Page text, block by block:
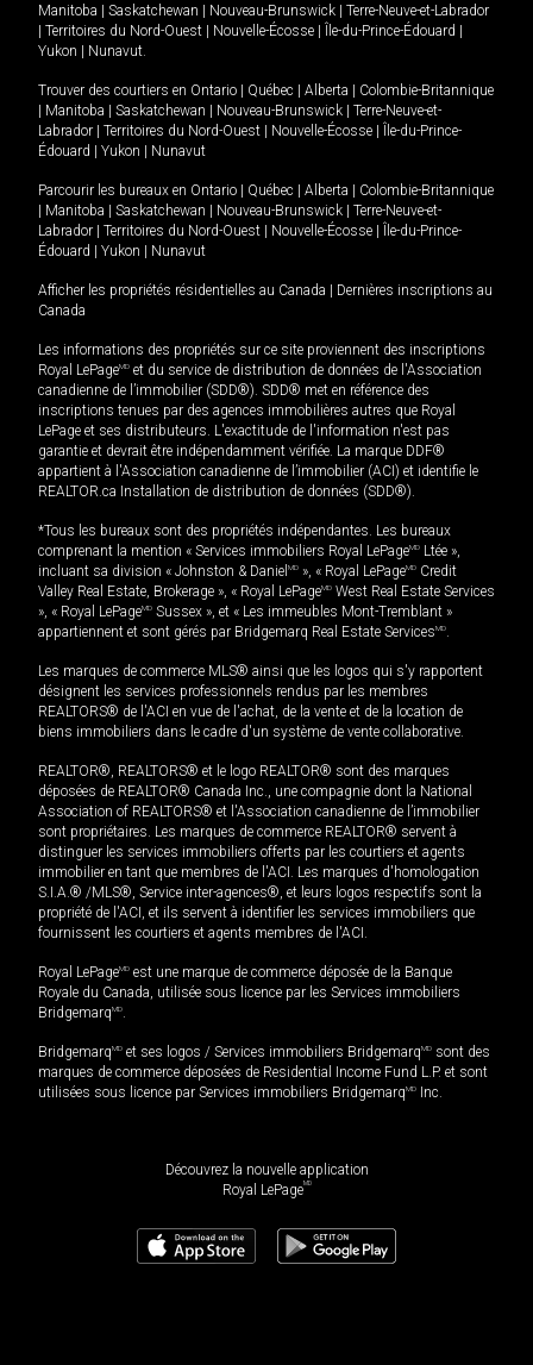
Manitoba
Saskatchewan Nouveau-Brunswick
Terre-Neuve-et-Labrador
Territoires du Nord-Ouest Nouvelle-Écosse Île-du-Prince-Édouard
Yukon
Nunavut.
Trouver des courtiers en Ontario Québec Alberta
Colombie-Britannique
Manitoba Saskatchewan Nouveau-Brunswick
Terre-Neuve-et-
Labrador
Territoires du Nord-Ouest Nouvelle-Écosse
Île-du-Prince-
Édouard
Yukon Nunavut
Parcourir les bureaux en Ontario Québec Alberta
Colombie-Britannique
Manitoba Saskatchewan Nouveau-Brunswick
Terre-Neuve-et-
Labrador
Territoires du Nord-Ouest Nouvelle-Écosse
Île-du-Prince-
Édouard
Yukon Nunavut
Afficher les propriétés résidentielles au Canada
Dernières inscriptions au
Canada
Les informations des propriétés sur ce site proviennent des inscriptions
Royal LePageMD et du service de distribution de données de l'Association
canadienne de l’immobilier (SDD®). SDD® met en référence des
inscriptions tenues par des agences immobilières autres que Royal
LePage et ses distributeurs. L'exactitude de l'information n'est pas
garantie et devrait être indépendamment vérifiée. La marque DDF®
appartient à l'Association canadienne de l’immobilier (ACI) et identifie le
REALTOR.ca Installation de distribution de données (SDD®).
*Tous les bureaux sont des propriétés indépendantes. Les bureaux
comprenant la mention « Services immobiliers Royal LePageMD Ltée »,
incluant sa division « Johnston & Daniel MD », « Royal LePageMD Credit
Valley Real Estate, Brokerage », « Royal LePageMD West Real Estate Services
», « Royal LePageMD Sussex », et « Les immeubles Mont-Tremblant »
appartiennent et sont gérés par Bridgemarq Real Estate ServicesMD.
Les marques de commerce MLS® ainsi que les logos qui s'y rapportent
désignent les services professionnels rendus par les membres
REALTORS® de l'ACI en vue de l'achat, de la vente et de la location de
biens immobiliers dans le cadre d'un système de vente collaborative.
REALTOR®, REALTORS® et le logo REALTOR® sont des marques
déposées de REALTOR® Canada Inc., une compagnie dont la National
Association of REALTORS® et l'Association canadienne de l’immobilier
sont propriétaires. Les marques de commerce REALTOR® servent à
distinguer les services immobiliers offerts par les courtiers et agents
immobilier en tant que membres de l'ACI. Les marques d'homologation
S.I.A.® /MLS®, Service inter-agences®, et leurs logos respectifs sont la
propriété de l'ACI, et ils servent à identifier les services immobiliers que
fournissent les courtiers et agents membres de l'ACI.
Royal LePageMD est une marque de commerce déposée de la Banque
Royale du Canada, utilisée sous licence par les Services immobiliers
BridgemarqMD.
BridgemarqMD et ses logos / Services immobiliers BridgemarqMD sont des
marques de commerce déposées de Residential Income Fund L.P. et sont
utilisées sous licence par Services immobiliers BridgemarqMD Inc.
Découvrez la nouvelle application
Royal LePageMD